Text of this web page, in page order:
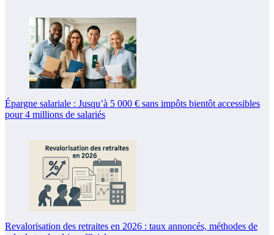
Épargne salariale : Jusqu’à 5 000 € sans impôts bientôt accessibles
pour 4 millions de salariés
Revalorisation des retraites en 2026 : taux annoncés, méthodes de